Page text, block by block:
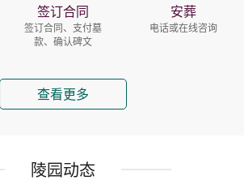
签订合同
签订合同、支付墓
款、确认碑文
安葬
电话或在线咨询
查看更多
陵园动态